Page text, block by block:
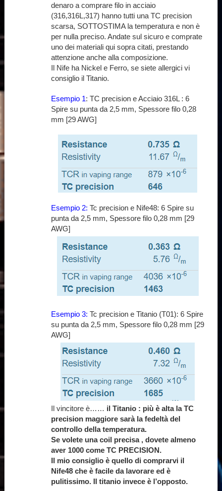
denaro a comprare filo in acciaio
(316,316L,317) hanno tutti una TC precision
scarsa, SOTTOSTIMA la temperatura e non è
per nulla preciso. Andate sul sicuro e comprate
uno dei materiali qui sopra citati, prestando
attenzione anche alla composizione.
Il Nife ha Nickel e Ferro, se siete allergici vi
consiglio il Titanio.
Esempio 1: TC precision e Acciaio 316L : 6
Spire su punta da 2,5 mm, Spessore filo 0,28
mm [29 AWG]
Esempio 2: Tc precision e Nife48: 6 Spire su
punta da 2,5 mm, Spessore filo 0,28 mm [29
AWG]
Esempio 3: Tc precision e Titanio (T01): 6 Spire
su punta da 2,5 mm, Spessore filo 0,28 mm [29
AWG]
Il vincitore è…… il Titanio : più è alta la TC
precision maggiore sarà la fedeltà del
controllo della temperatura.
Se volete una coil precisa , dovete almeno
aver 1000 come TC PRECISION.
Il mio consiglio è quello di comprarvi il
Nife48 che è facile da lavorare ed è
pulitissimo. Il titanio invece è l’opposto.